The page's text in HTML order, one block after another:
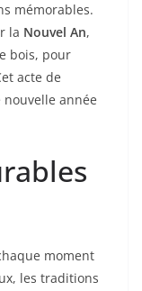
mémorables.
la Nouvel An,
bois, pour
acte de
année
moment
les traditions